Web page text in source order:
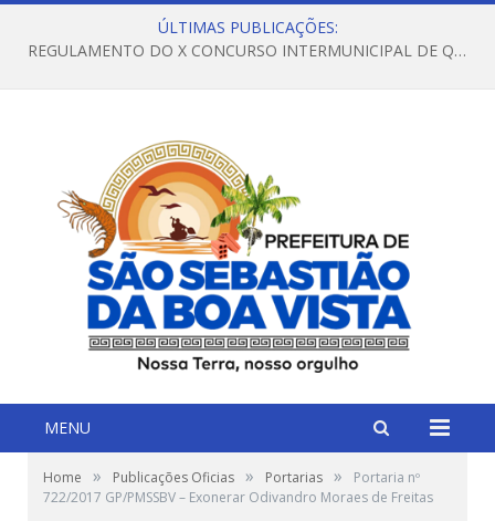
ÚLTIMAS PUBLICAÇÕES:
REGULAMENTO DO X CONCURSO INTERMUNICIPAL DE QUADRILHAS JUNINAS – 2026 – ARRAIÁ DA VENEZA
MENU
Home » Publicações Oficias » Portarias »
Portaria nº
722/2017 GP/PMSSBV – Exonerar Odivandro Moraes de Freitas